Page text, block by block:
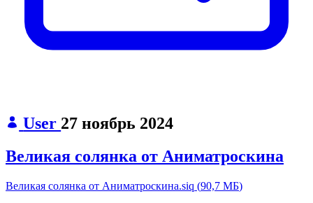
User 27 ноябрь 2024
Великая солянка от Аниматроскина
Великая солянка от Аниматроскина.siq (90,7 МБ)